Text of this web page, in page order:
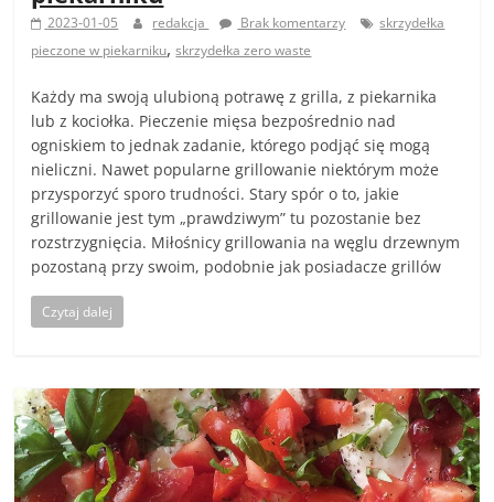
2023-01-05 redakcja Brak komentarzy
skrzydełka
pieczone w piekarniku,skrzydełka zero waste
Każdy ma swoją ulubioną potrawę z grilla, z piekarnika
lub z kociołka. Pieczenie mięsa bezpośrednio nad
ogniskiem to jednak zadanie, którego podjąć się mogą
nieliczni. Nawet popularne grillowanie niektórym może
przysporzyć sporo trudności. Stary spór o to, jakie
grillowanie jest tym „prawdziwym” tu pozostanie bez
rozstrzygnięcia. Miłośnicy grillowania na węglu drzewnym
pozostaną przy swoim, podobnie jak posiadacze grillów
Czytaj dalej